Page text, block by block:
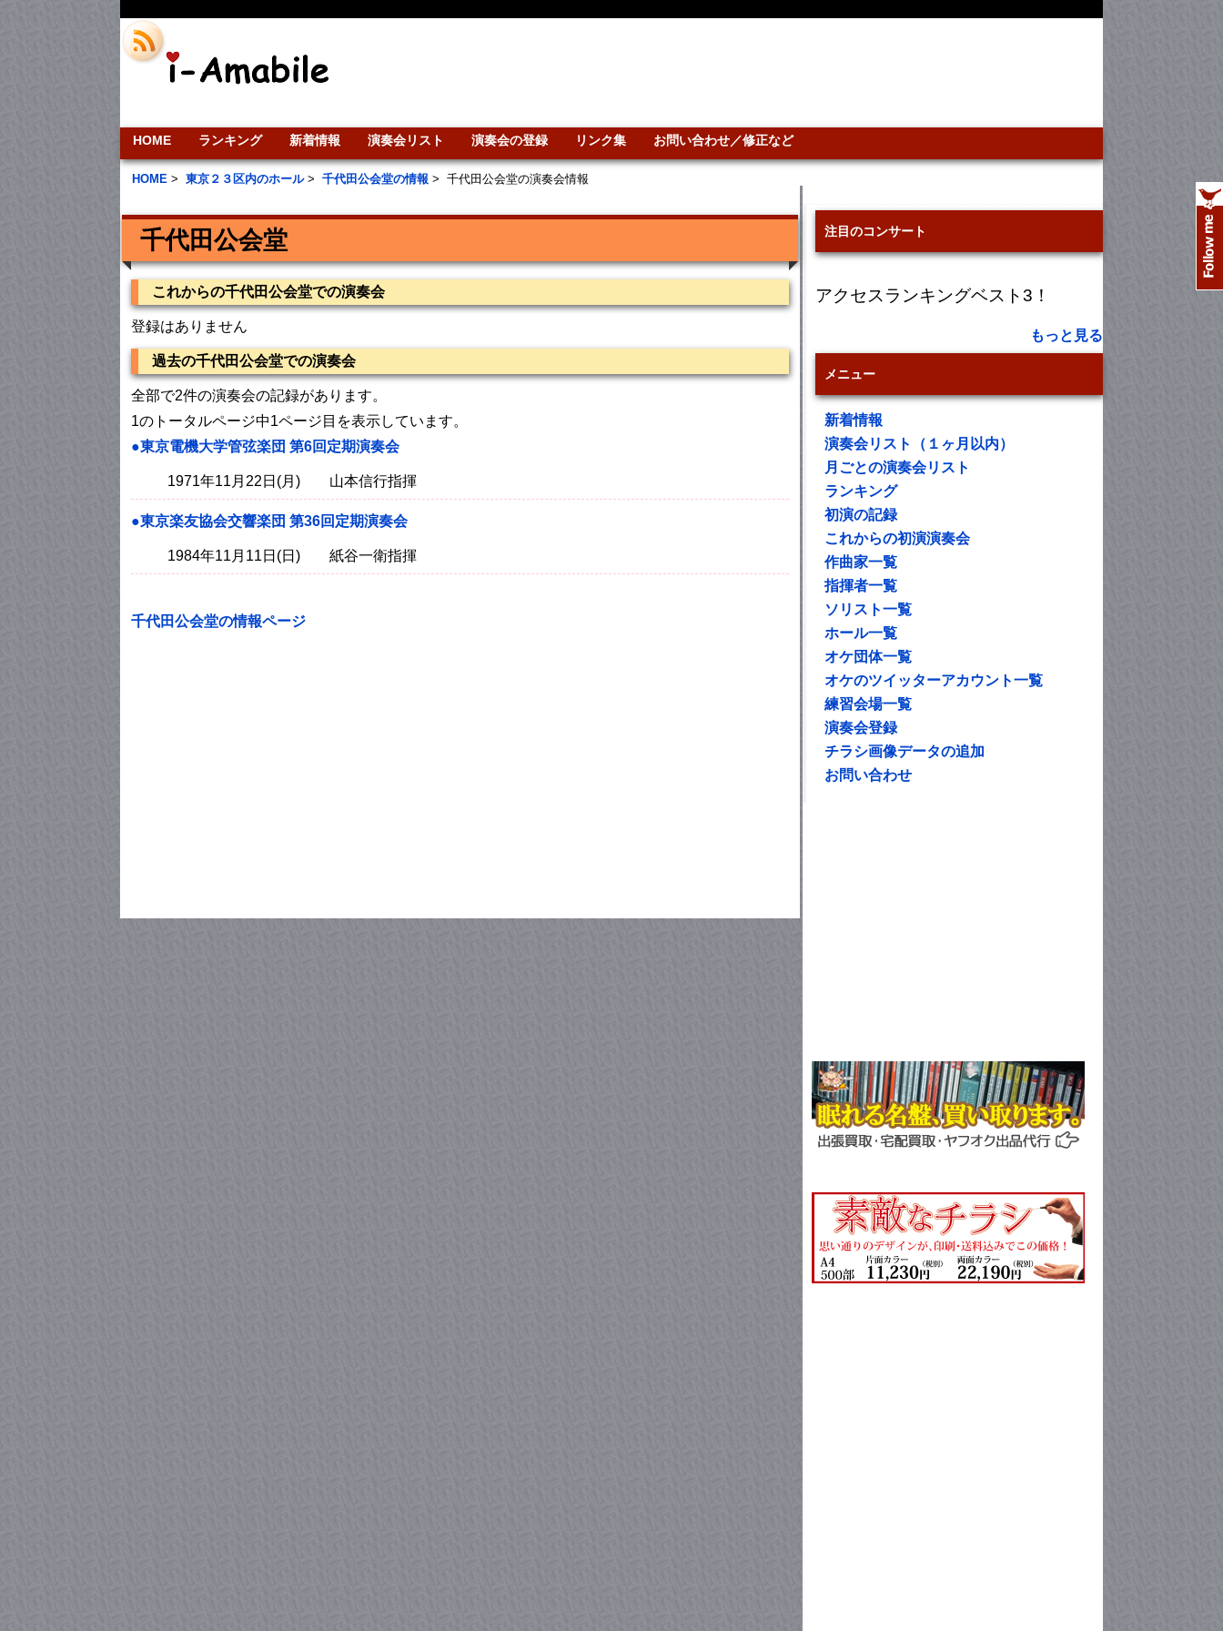
HOME ランキング 新着情報 演奏会リスト 演奏会の登録 リンク集 お問い合わせ／修正など
HOME > 東京２３区内のホール> 千代田公会堂の情報 > 千代田公会堂の演奏会情報
千代田公会堂
これからの千代田公会堂での演奏会
登録はありません
過去の千代田公会堂での演奏会
全部で2件の演奏会の記録があります。
1のトータルページ中1ページ目を表示しています。
●東京電機大学管弦楽団 第6回定期演奏会
1971年11月22日(月) 山本信行指揮
●東京楽友協会交響楽団 第36回定期演奏会
1984年11月11日(日) 紙谷一衛指揮
千代田公会堂の情報ページ
注目のコンサート
アクセスランキングベスト3！
もっと見る
メニュー
新着情報
演奏会リスト（１ヶ月以内）
月ごとの演奏会リスト
ランキング
初演の記録
これからの初演演奏会
作曲家一覧
指揮者一覧
ソリスト一覧
ホール一覧
オケ団体一覧
オケのツイッターアカウント一覧
練習会場一覧
演奏会登録
チラシ画像データの追加
お問い合わせ